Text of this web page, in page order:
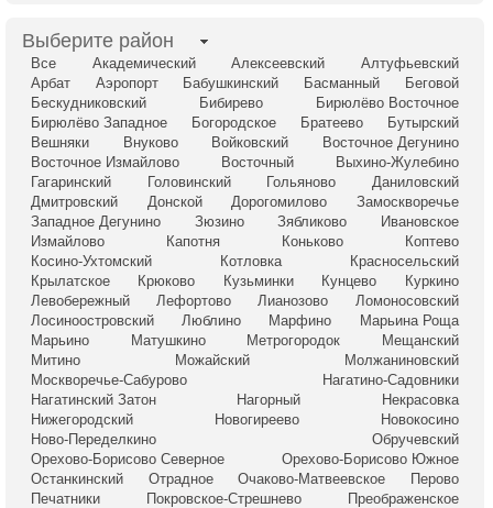
Выберите район
Все Академический Алексеевский
Алтуфьевский
Арбат
Аэропорт Бабушкинский Басманный
Беговой
Бескудниковский
Бибирево
Бирюлёво Восточное
Бирюлёво Западное
Богородское Братеево
Бутырский
Вешняки
Внуково Войковский
Восточное Дегунино
Восточное Измайлово
Восточный
Выхино-Жулебино
Гагаринский
Головинский Гольяново
Даниловский
Дмитровский
Донской Дорогомилово
Замоскворечье
Западное Дегунино
Зюзино Зябликово
Ивановское
Измайлово
Капотня Коньково
Коптево
Косино-Ухтомский
Котловка
Красносельский
Крылатское
Крюково Кузьминки Кунцево
Куркино
Левобережный
Лефортово Лианозово
Ломоносовский
Лосиноостровский
Люблино Марфино
Марьина Роща
Марьино
Матушкино Метрогородок
Мещанский
Митино
Можайский
Молжаниновский
Москворечье-Сабурово
Нагатино-Садовники
Нагатинский Затон
Нагорный
Некрасовка
Нижегородский
Новогиреево
Новокосино
Ново-Переделкино
Обручевский
Орехово-Борисово Северное
Орехово-Борисово Южное
Останкинский
Отрадное Очаково-Матвеевское
Перово
Печатники
Покровское-Стрешнево
Преображенское